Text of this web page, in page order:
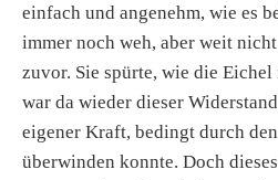
einfach und angenehm, wie es
immer noch weh, aber weit
zuvor. Sie spürte, wie die
war da wieder dieser
eigener Kraft, bedingt durch
überwinden konnte. Doch